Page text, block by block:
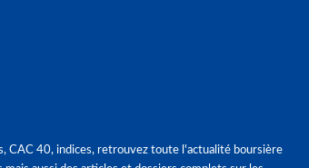
CAC 40, indices, retrouvez toute l'actualité boursière